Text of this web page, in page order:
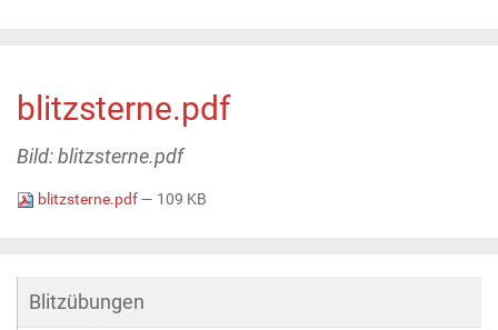
blitzsterne.pdf
Bild: blitzsterne.pdf
blitzsterne.pdf— 109 KB
Blitzübungen